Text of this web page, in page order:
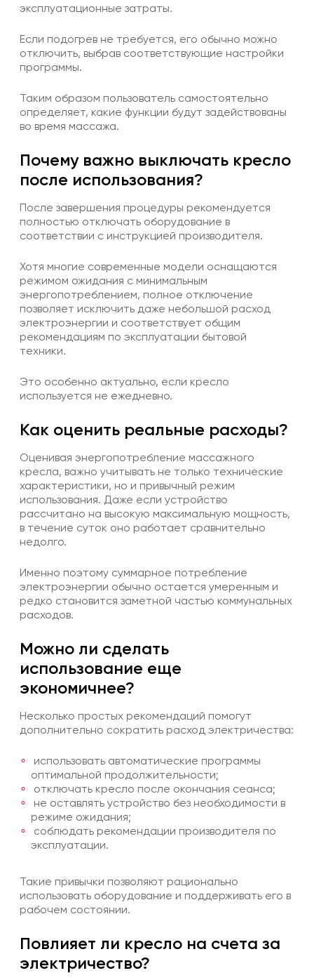
эксплуатационные затраты.
Если подогрев не требуется, его обычно можно
отключить, выбрав соответствующие настройки
программы.
Таким образом пользователь самостоятельно
определяет, какие функции будут задействованы
во время массажа.
Почему важно выключать кресло
после использования?
После завершения процедуры рекомендуется
полностью отключать оборудование в
соответствии с инструкцией производителя.
Хотя многие современные модели оснащаются
режимом ожидания с минимальным
энергопотреблением, полное отключение
позволяет исключить даже небольшой расход
электроэнергии и соответствует общим
рекомендациям по эксплуатации бытовой
техники.
Это особенно актуально, если кресло
используется не ежедневно.
Как оценить реальные расходы?
Оценивая энергопотребление массажного
кресла, важно учитывать не только технические
характеристики, но и привычный режим
использования. Даже если устройство
рассчитано на высокую максимальную мощность,
в течение суток оно работает сравнительно
недолго.
Именно поэтому суммарное потребление
электроэнергии обычно остается умеренным и
редко становится заметной частью коммунальных
расходов.
Можно ли сделать
использование еще
экономичнее?
Несколько простых рекомендаций помогут
дополнительно сократить расход электричества:
использовать автоматические программы
оптимальной продолжительности;
отключать кресло после окончания сеанса;
не оставлять устройство без необходимости в
режиме ожидания;
соблюдать рекомендации производителя по
эксплуатации.
Такие привычки позволяют рационально
использовать оборудование и поддерживать его в
рабочем состоянии.
Повлияет ли кресло на счета за
электричество?